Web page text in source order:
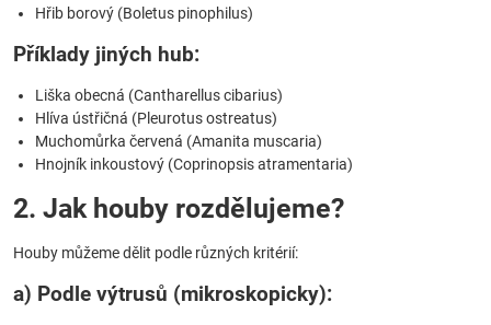
Hřib borový (Boletus pinophilus)
Příklady jiných hub:
Liška obecná (Cantharellus cibarius)
Hlíva ústřičná (Pleurotus ostreatus)
Muchomůrka červená (Amanita muscaria)
Hnojník inkoustový (Coprinopsis atramentaria)
2. Jak houby rozdělujeme?
Houby můžeme dělit podle různých kritérií:
a) Podle výtrusů (mikroskopicky):